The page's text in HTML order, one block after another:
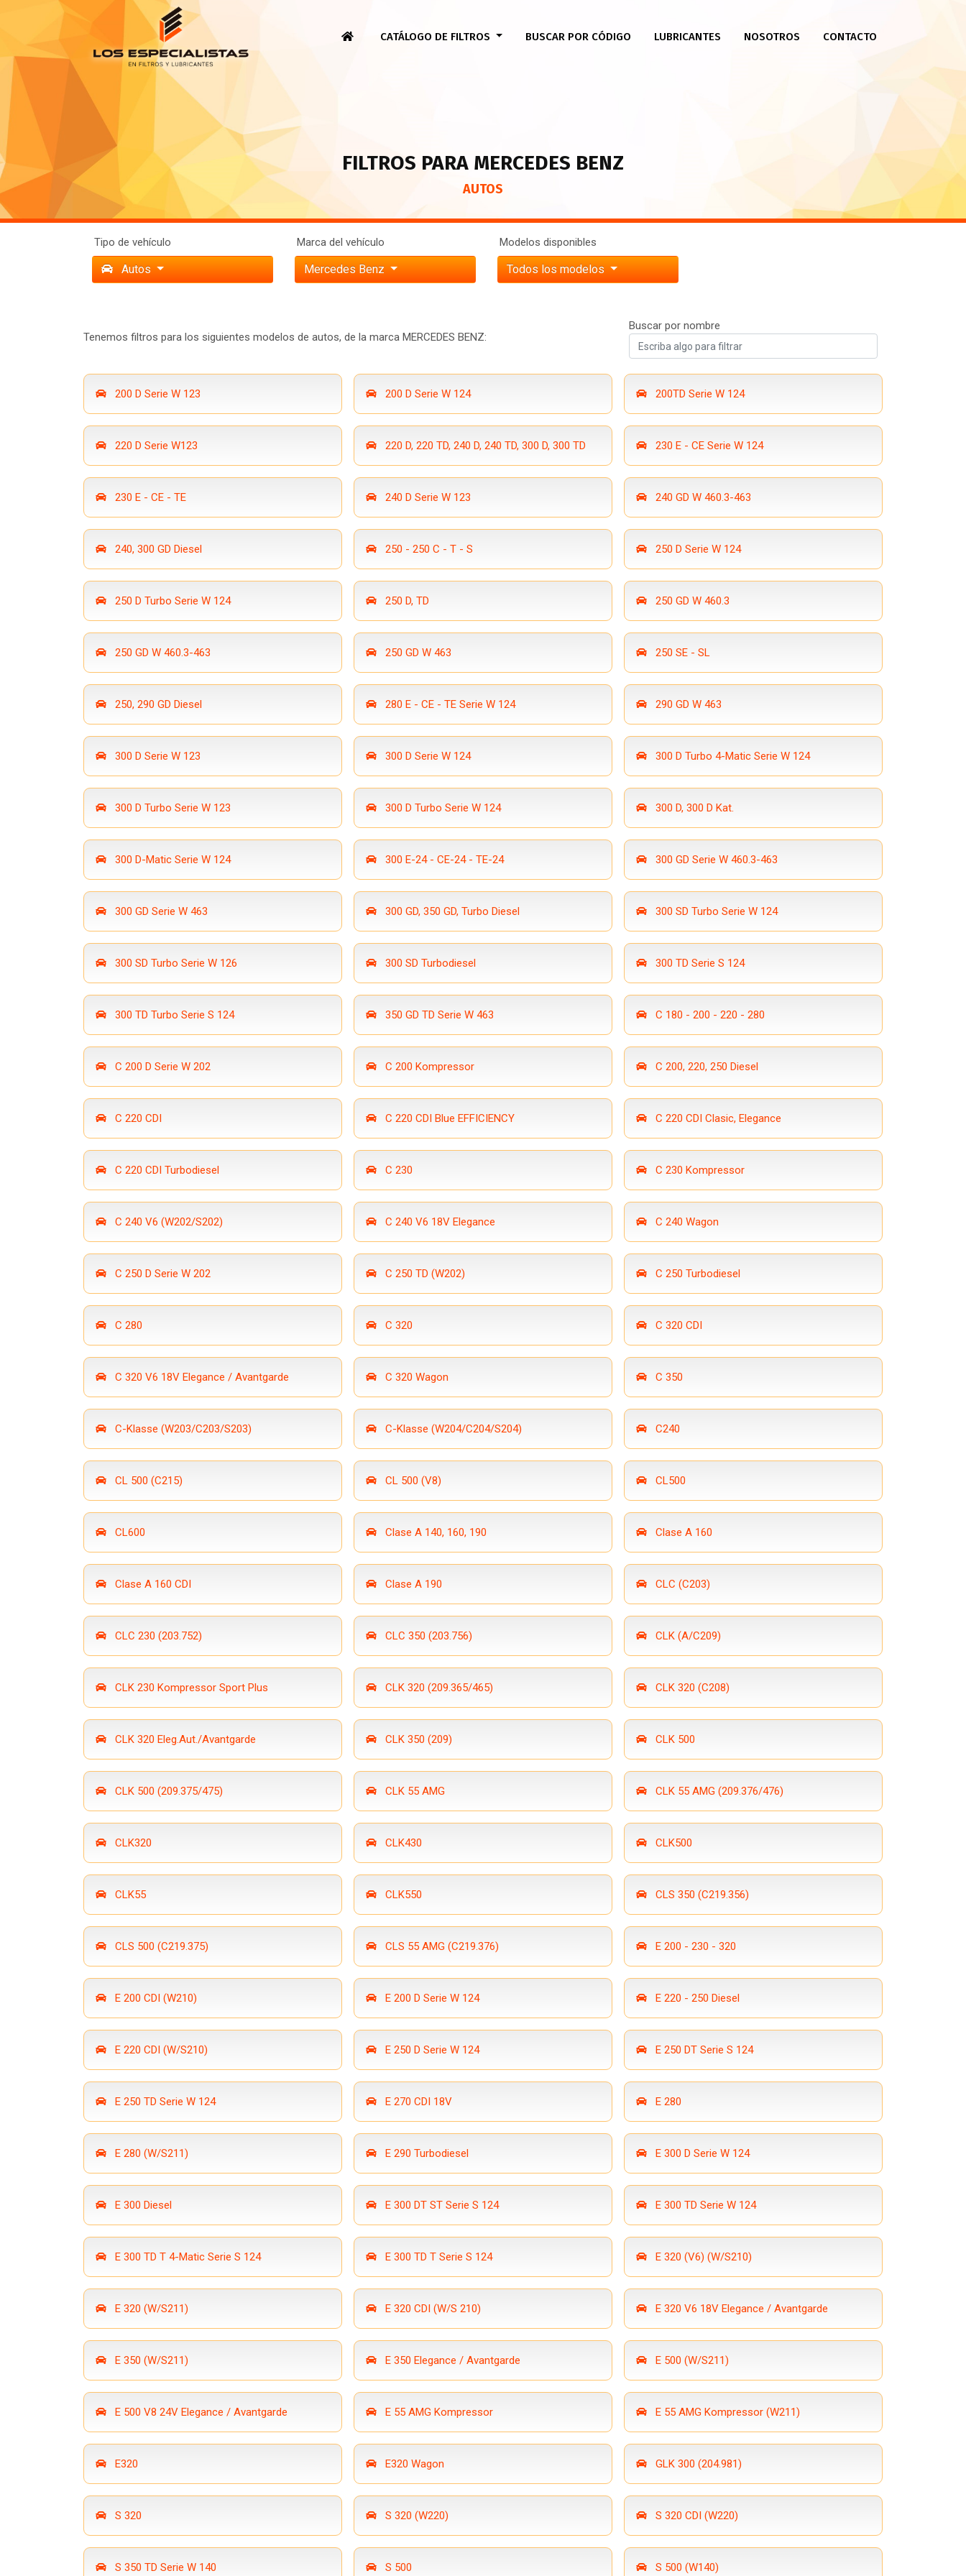
CATÁLOGO DE FILTROS BUSCAR POR CÓDIGO LUBRICANTES NOSOTROS CONTACTO
FILTROS PARA MERCEDES BENZ
AUTOS
Tipo de vehículo
Autos
Marca del vehículo
Mercedes Benz
Modelos disponibles
Todos los modelos
Tenemos filtros para los siguientes modelos de autos, de la marca MERCEDES BENZ:
Buscar por nombre
200 D Serie W 123 200 D Serie W 124 200TD Serie W 124
220 D Serie W123 220 D, 220 TD, 240 D, 240 TD, 300 D, 300 TD 230 E - CE Serie W 124
230 E - CE - TE 240 D Serie W 123 240 GD W 460.3-463
240, 300 GD Diesel 250 - 250 C - T - S 250 D Serie W 124
250 D Turbo Serie W 124 250 D, TD 250 GD W 460.3
250 GD W 460.3-463 250 GD W 463 250 SE - SL
250, 290 GD Diesel 280 E - CE - TE Serie W 124 290 GD W 463
300 D Serie W 123 300 D Serie W 124 300 D Turbo 4-Matic Serie W 124
300 D Turbo Serie W 123 300 D Turbo Serie W 124 300 D, 300 D Kat.
300 D-Matic Serie W 124 300 E-24 - CE-24 - TE-24 300 GD Serie W 460.3-463
300 GD Serie W 463 300 GD, 350 GD, Turbo Diesel 300 SD Turbo Serie W 124
300 SD Turbo Serie W 126 300 SD Turbodiesel 300 TD Serie S 124
300 TD Turbo Serie S 124 350 GD TD Serie W 463 C 180 - 200 - 220 - 280
C 200 D Serie W 202 C 200 Kompressor C 200, 220, 250 Diesel
C 220 CDI C 220 CDI Blue EFFICIENCY C 220 CDI Clasic, Elegance
C 220 CDI Turbodiesel C 230 C 230 Kompressor
C 240 V6 (W202/S202) C 240 V6 18V Elegance C 240 Wagon
C 250 D Serie W 202 C 250 TD (W202) C 250 Turbodiesel
C 280 C 320 C 320 CDI
C 320 V6 18V Elegance / Avantgarde C 320 Wagon C 350
C-Klasse (W203/C203/S203) C-Klasse (W204/C204/S204) C240
CL 500 (C215) CL 500 (V8) CL500
CL600 Clase A 140, 160, 190 Clase A 160
Clase A 160 CDI Clase A 190 CLC (C203)
CLC 230 (203.752) CLC 350 (203.756) CLK (A/C209)
CLK 230 Kompressor Sport Plus CLK 320 (209.365/465) CLK 320 (C208)
CLK 320 Eleg.Aut./Avantgarde CLK 350 (209) CLK 500
CLK 500 (209.375/475) CLK 55 AMG CLK 55 AMG (209.376/476)
CLK320 CLK430 CLK500
CLK55 CLK550 CLS 350 (C219.356)
CLS 500 (C219.375) CLS 55 AMG (C219.376) E 200 - 230 - 320
E 200 CDI (W210) E 200 D Serie W 124 E 220 - 250 Diesel
E 220 CDI (W/S210) E 250 D Serie W 124 E 250 DT Serie S 124
E 250 TD Serie W 124 E 270 CDI 18V E 280
E 280 (W/S211) E 290 Turbodiesel E 300 D Serie W 124
E 300 Diesel E 300 DT ST Serie S 124 E 300 TD Serie W 124
E 300 TD T 4-Matic Serie S 124 E 300 TD T Serie S 124 E 320 (V6) (W/S210)
E 320 (W/S211) E 320 CDI (W/S 210) E 320 V6 18V Elegance / Avantgarde
E 350 (W/S211) E 350 Elegance / Avantgarde E 500 (W/S211)
E 500 V8 24V Elegance / Avantgarde E 55 AMG Kompressor E 55 AMG Kompressor (W211)
E320 E320 Wagon GLK 300 (204.981)
S 320 S 320 (W220) S 320 CDI (W220)
S 350 TD Serie W 140 S 500 S 500 (W140)